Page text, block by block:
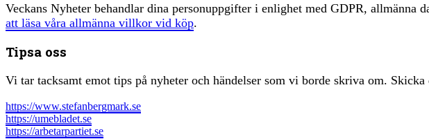
Veckans Nyheter behandlar dina personuppgifter i enlighet med GDPR, allmänna
att läsa våra allmänna villkor vid köp.
Tipsa oss
Vi tar tacksamt emot tips på nyheter och händelser som vi borde skriva om.
https://www.stefanbergmark.se
https://umebladet.se
https://arbetarpartiet.se